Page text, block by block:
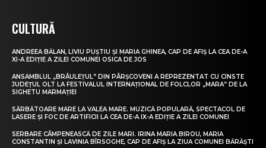
CULTURĂ
ANDREEA BĂLAN, LIVIU PUȘTIU ȘI MARIA GHINEA, CAP DE AFIȘ LA CEA DE-A
XI-A EDIȚIE A ZILEI COMUNEI OSICA DE JOS
ANSAMBLUL „BRÂULEȚUL” DIN PÂRȘCOVENI A REPREZENTAT CU CINSTE
JUDEȚUL OLT LA FESTIVALUL INTERNAȚIONAL DE FOLCLOR „MARA” DE LA
SIGHETU MARMAȚIEI
SĂRBĂTOARE MARE LA VALEA MARE. MUZICĂ POPULARĂ, SPECTACOL DE
LASERE ȘI FOC DE ARTIFICII LA CEA DE-A IX-A EDIȚIE A ZILEI COMUNEI
SERBARE CÂMPENEASCĂ DE ZILE MARI. IRINA MARIA BIROU, MARIA
CONSTANTIN ȘI LAVINIA BÎRSOGHE, CAP DE AFIȘ LA ZIUA COMUNEI BĂRĂȘTI